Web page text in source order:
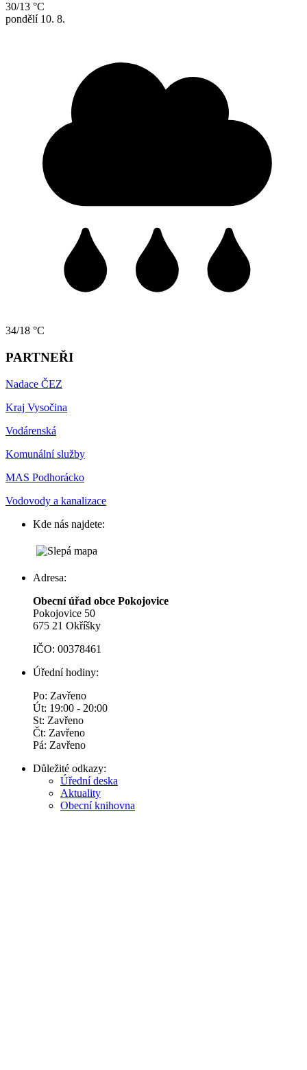
30/13 °C
pondělí 10. 8.
34/18 °C
PARTNEŘI
Nadace ČEZ
Kraj Vysočina
Vodárenská
Komunální služby
MAS Podhorácko
Vodovody a kanalizace
Kde nás najdete:
Adresa:
Obecní úřad obce Pokojovice
Pokojovice 50
675 21 Okříšky
IČO: 00378461
Úřední hodiny:
Po: Zavřeno
Út: 19:00 - 20:00
St: Zavřeno
Čt: Zavřeno
Pá: Zavřeno
Důležité odkazy:
Úřední deska
Aktuality
Obecní knihovna